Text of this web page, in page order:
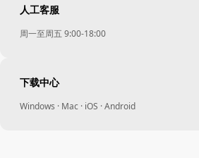
人工客服
周一至周五 9:00-18:00
下载中心
Windows · Mac · iOS · Android